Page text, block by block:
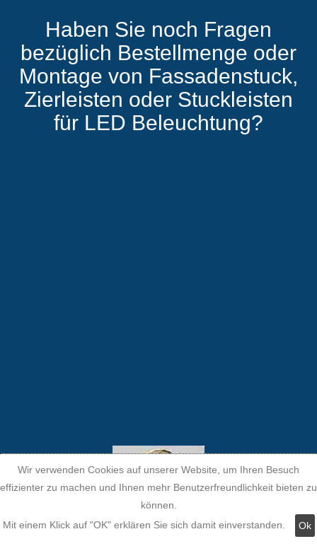
Haben Sie noch Fragen
bezüglich Bestellmenge oder
Montage von Fassadenstuck,
Zierleisten oder Stuckleisten
für LED Beleuchtung?
Wir verwenden Cookies auf unserer Website, um Ihren Besuch
effizienter zu machen und Ihnen mehr Benutzerfreundlichkeit bieten zu
können.
Mit einem Klick auf "OK" erklären Sie sich damit einverstanden.
Ok